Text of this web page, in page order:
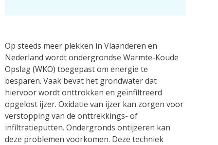
Op steeds meer plekken in Vlaanderen en
Nederland wordt ondergrondse Warmte-Koude
Opslag (WKO) toegepast om energie te
besparen. Vaak bevat het grondwater dat
hiervoor wordt onttrokken en geïnfiltreerd
opgelost ijzer. Oxidatie van ijzer kan zorgen voor
verstopping van de onttrekkings- of
infiltratieputten. Ondergronds ontijzeren kan
deze problemen voorkomen. Deze techniek